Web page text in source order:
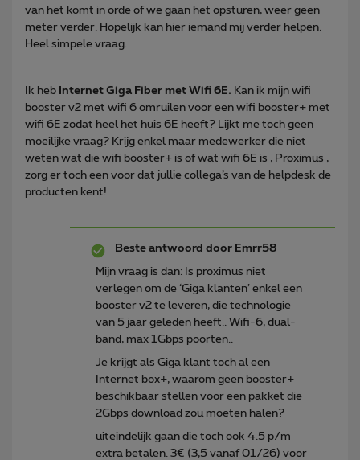
van het komt in orde of we gaan het opsturen, weer geen
meter verder. Hopelijk kan hier iemand mij verder helpen.
Heel simpele vraag.
Ik heb Internet Giga Fiber met Wifi 6E. Kan ik mijn wifi
booster v2 met wifi 6 omruilen voor een wifi booster+ met
wifi 6E zodat heel het huis 6E heeft? Lijkt me toch geen
moeilijke vraag? Krijg enkel maar medewerker die niet
weten wat die wifi booster+ is of wat wifi 6E is , Proximus ,
zorg er toch een voor dat jullie collega’s van de helpdesk de
producten kent!
Beste antwoord door Emrr58
Mijn vraag is dan: Is proximus niet
verlegen om de ‘Giga klanten’ enkel een
booster v2 te leveren, die technologie
van 5 jaar geleden heeft.. Wifi-6, dual-
band, max 1Gbps poorten..
Je krijgt als Giga klant toch al een
Internet box+, waarom geen booster+
beschikbaar stellen voor een pakket die
2Gbps download zou moeten halen?
uiteindelijk gaan die toch ook 4.5 p/m
extra betalen. 3€ (3,5 vanaf 01/26) voor